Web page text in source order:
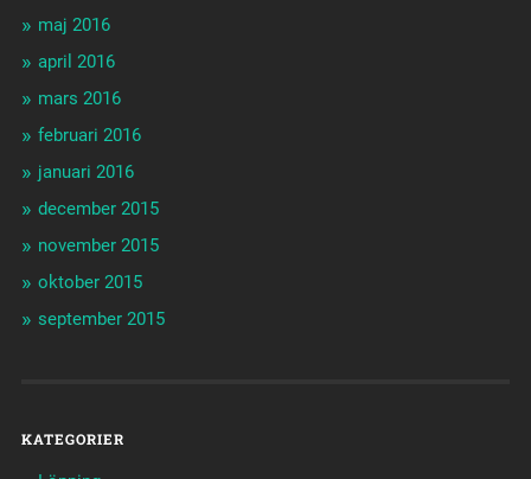
maj 2016
april 2016
mars 2016
februari 2016
januari 2016
december 2015
november 2015
oktober 2015
september 2015
KATEGORIER